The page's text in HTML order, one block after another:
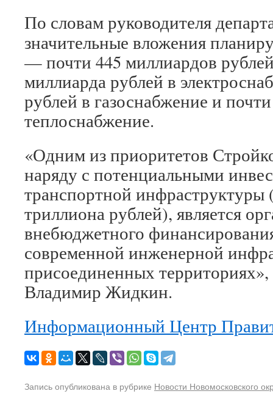
По словам руководителя
значительные вложения
— почти 445 миллиардов
миллиарда рублей в
рублей в газоснабжение и
теплоснабжение.
«Одним из приоритетов
наряду с потенциальными
транспортной инфраструктуры
триллиона рублей), является
внебюджетного
современной инженерной
присоединенных
Владимир Жидкин.
Информационный Центр
Запись опубликована в рубрике Новости Новомосковского